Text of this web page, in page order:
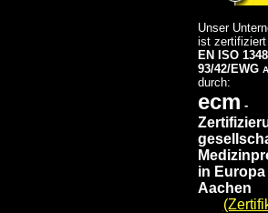
Unser
ist zertifiziert
EN ISO
93/42/EWG
durch:
ecm -
in Europa
Aachen